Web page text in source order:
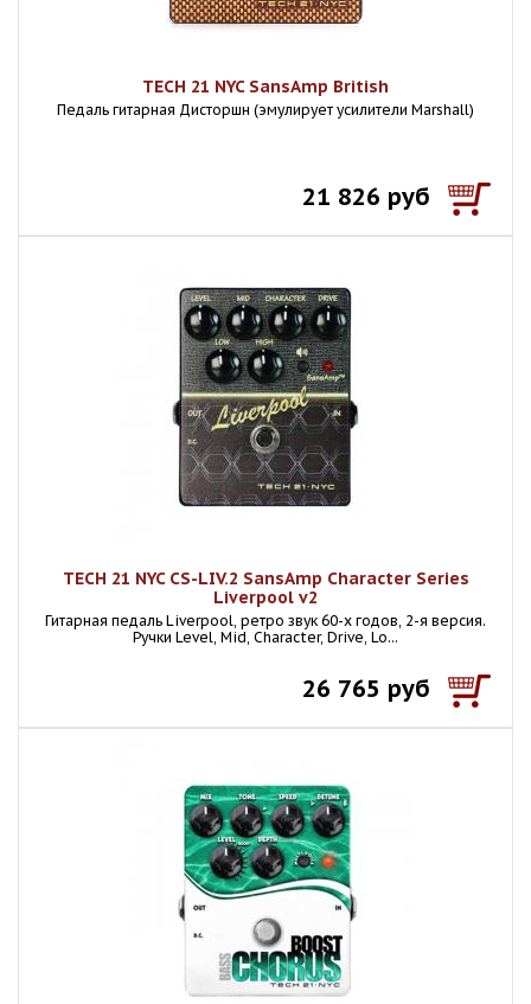
TECH 21 NYC SansAmp British
Педаль гитарная Дисторшн (эмулирует усилители Marshall)
21 826 руб
TECH 21 NYC CS-LIV.2 SansAmp Character Series
Liverpool v2
Гитарная педаль Liverpool, ретро звук 60-х годов, 2-я версия.
Ручки Level, Mid, Character, Drive, Lo...
26 765 руб